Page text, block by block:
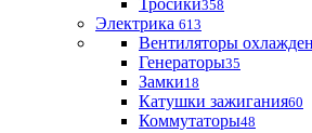
Тросики358
Электрика 613
Вентиляторы
Генераторы35
Замки18
Катушки зажигания60
Коммутаторы48